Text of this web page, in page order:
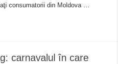
consumatorii din Moldova …
carnavalul în care